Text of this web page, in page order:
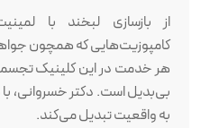
از بازسازی لبخند با
کامپوزیت‌هایی که همچون
هر خدمت در این کلینیک
بی‌بدیل است. دکتر خسروانی، با
به واقعیت تبدیل می‌کند.